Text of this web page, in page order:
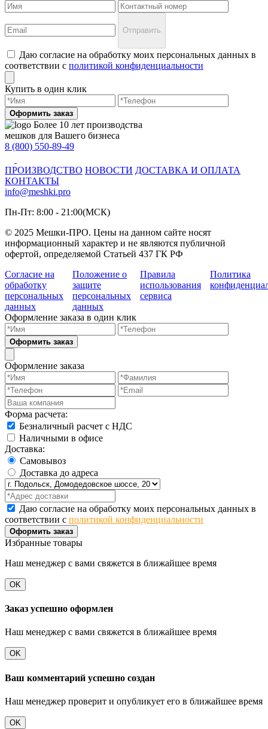
Отправить
Даю согласие на обработку моих персональных данных в
соответствии с политикой конфиденциальности
Купить в один клик
Оформить заказ
Более 10 лет производства
мешков для Вашего бизнеса
8 (800) 550-89-49
ПРОИЗВОДСТВО НОВОСТИ ДОСТАВКА И ОПЛАТА
КОНТАКТЫ
info@meshki.pro
Пн-Пт: 8:00 - 21:00(МСК)
© 2025 Мешки-ПРО. Цены на данном сайте носят
информационный характер и не являются публичной
офертой, определяемой Статьей 437 ГК РФ
Согласие на
обработку
персональных
данных
Положение о
защите
персональных
данных
Правила
использования
сервиса
Политика
Оформление заказа в один клик
Оформить заказ
Оформление заказа
Форма расчета:
Безналичный расчет с НДС
Наличными в офисе
Доставка:
Самовывоз
Доставка до адреса
Даю согласие на обработку моих персональных данных в
соответствии с политикой конфиденциальности
Оформить заказ
Избранные товары
Наш менеджер с вами свяжется в ближайшее время
OK
Заказ успешно оформлен
Наш менеджер с вами свяжется в ближайшее время
OK
Ваш комментарий успешно создан
Наш менеджер проверит и опубликует его в ближайшее время
OK